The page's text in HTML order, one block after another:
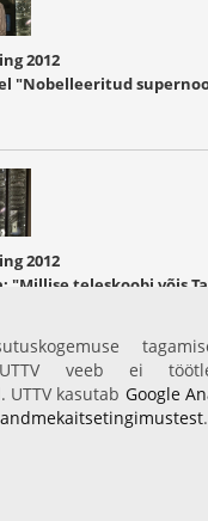
2012
"Nobelleeritud
2012
"Millise teleskoobi võis
UTTV veeb ei
kasutab Google
andmekaitsetingimustest.